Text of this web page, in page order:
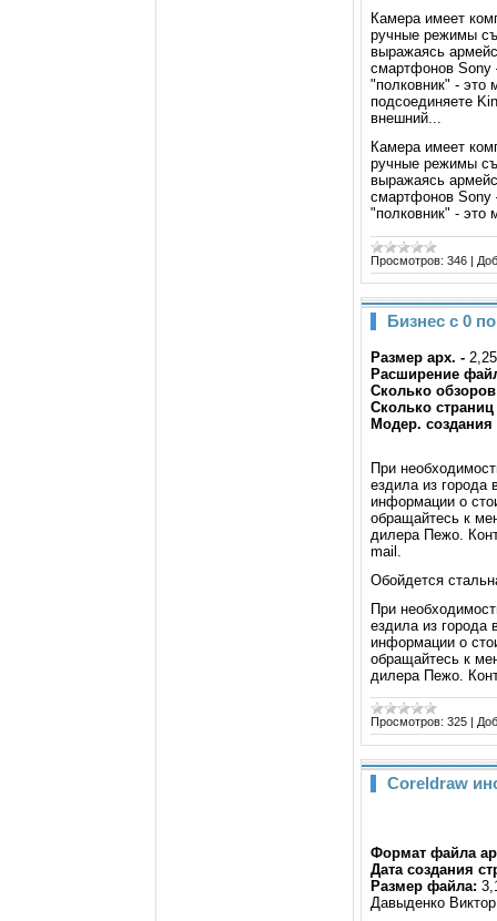
Камера имеет
ручные режимы
выражаясь
смартфонов Sony
"полковник" - это
подсоединяете
внешний...
Камера имеет
ручные режимы
выражаясь
смартфонов Sony
"полковник" -
Просмотров: 346 |
Бизнес с 0
Размер арх. -
Расширение
Сколько
Сколько
Модер.
При
ездила из города
информации о
обращайтесь к
дилера Пежо.
mail.
Обойдется
При
ездила из города
информации о
обращайтесь к
дилера Пежо.
Просмотров: 325
Coreldraw
Формат файла
Дата создания
Размер файла:
Давыденко Виктор